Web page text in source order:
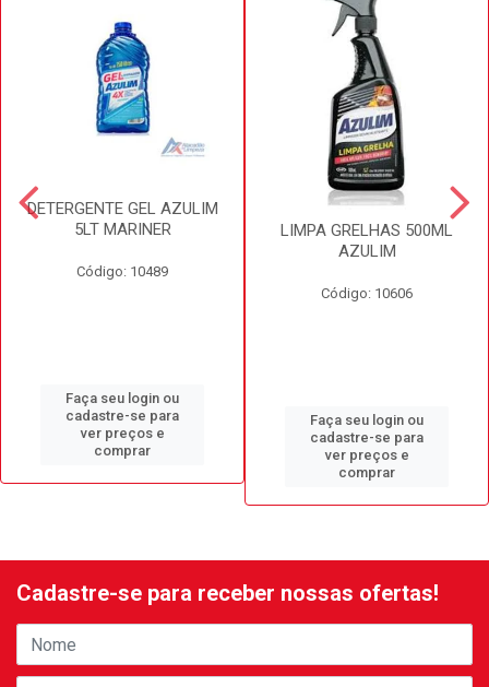
DETERGENTE GEL AZULIM
5LT MARINER
Código: 10489
Faça seu login ou
cadastre-se para
ver preços e
comprar
LIMPA GRELHAS 500ML
AZULIM
Código: 10606
Faça seu login ou
cadastre-se para
ver preços e
comprar
Cadastre-se para receber nossas ofertas!